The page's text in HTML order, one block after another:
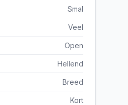
Smal
Veel
Open
Hellend
Breed
Kort